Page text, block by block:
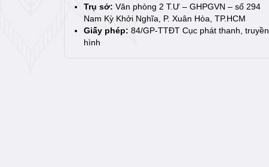
Trụ sở: Văn phòng 2 T.Ư – GHPGVN – số 294
Nam Kỳ Khởi Nghĩa, P. Xuân Hòa, TP.HCM
Giấy phép: 84/GP-TTĐT Cục phát thanh, truyền
hình